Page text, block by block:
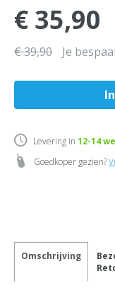
€ 35,90
€ 39,90 Je
Levering in 12-14
Goedkoper gezien?
Omschrijving